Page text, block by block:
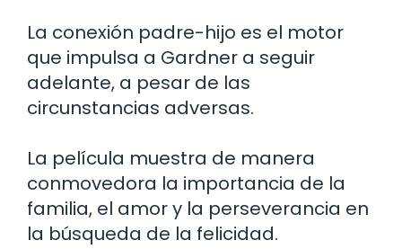
La conexión padre-hijo es el motor
que impulsa a Gardner a seguir
adelante, a pesar de las
circunstancias adversas.
La película muestra de manera
conmovedora la importancia de la
familia, el amor y la perseverancia en
la búsqueda de la felicidad.